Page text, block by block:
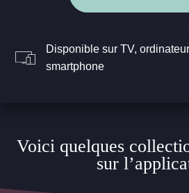
Disponible sur TV,
smartphone
Voici quelques
sur